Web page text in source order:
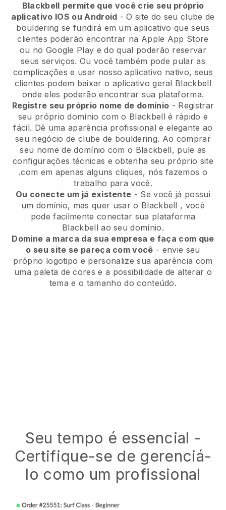
Blackbell permite que você crie seu próprio
aplicativo IOS ou Android -O site do seu clube de
bouldering se fundirá em um aplicativo que seus
clientes poderão encontrar na Apple App Store
ou no Google Play e do qual poderão reservar
seus serviços. Ou você também pode pular as
complicações e usar nosso aplicativo nativo, seus
clientes podem baixar o aplicativo geral Blackbell
onde eles poderão encontrar sua plataforma.
Registre seu próprio nome de domínio - Registrar
seu próprio domínio com o Blackbell é rápido e
fácil. Dê uma aparência profissional e elegante ao
seu negócio de clube de bouldering. Ao comprar
seu nome de domínio com o Blackbell, pule as
configurações técnicas e obtenha seu próprio site
.com em apenas alguns cliques, nós fazemos o
trabalho para você.
Ou conecte um já existente - Se você já possui
um domínio, mas quer usar o Blackbell , você
pode facilmente conectar sua plataforma
Blackbell ao seu domínio.
Domine a marca da sua empresa e faça com que
o seu site se pareça com você - envie seu
próprio logotipo e personalize sua aparência com
uma paleta de cores e a possibilidade de alterar o
tema e o tamanho do conteúdo.
Seu tempo é essencial -
Certifique-se de gerenciá-
lo como um profissional